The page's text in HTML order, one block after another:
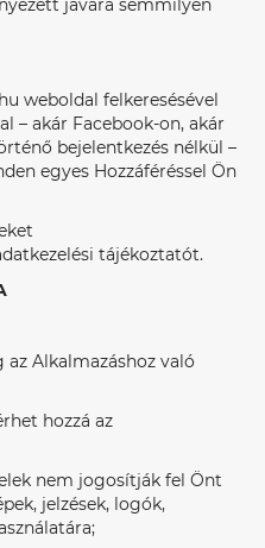
javára semmilyen
weboldal felkeresésével
– akár Facebook-on, akár
bejelentkezés nélkül –
egyes Hozzáféréssel Ön
tájékoztatót.
az Alkalmazáshoz való
hozzá az
nem jogosítják fel Önt
jelzések, logók,